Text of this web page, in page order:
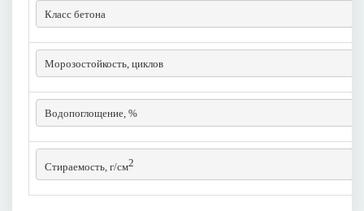
Класс бетона
Морозостойкость, циклов
Водопоглощение, %
Стираемость, г/см2